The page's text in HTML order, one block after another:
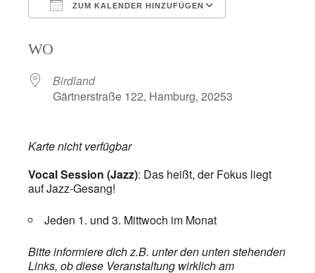
ZUM KALENDER HINZUFÜGEN
WO
Birdland
Gärtnerstraße 122, Hamburg, 20253
Karte nicht verfügbar
Vocal Session (Jazz): Das heißt, der Fokus liegt
auf Jazz-Gesang!
Jeden 1. und 3. Mittwoch im Monat
Bitte informiere dich z.B. unter den unten stehenden
Links, ob diese Veranstaltung wirklich am